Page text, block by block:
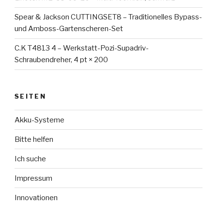
Spear & Jackson CUTTINGSET8 – Traditionelles Bypass-
und Amboss-Gartenscheren-Set
C.K T4813 4 – Werkstatt-Pozi-Supadriv-
Schraubendreher, 4 pt × 200
SEITEN
Akku-Systeme
Bitte helfen
Ich suche
Impressum
Innovationen